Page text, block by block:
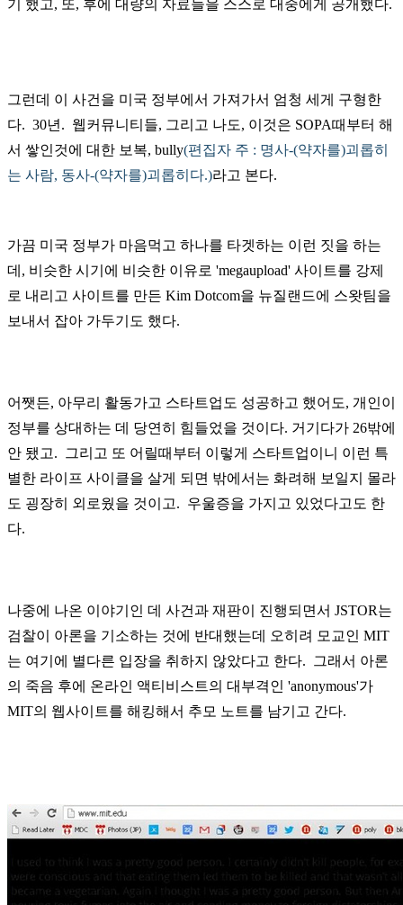
기 했고, 또, 후에 대량의 자료들을 스스로 대중에게 공개했다.
그런데 이 사건을 미국 정부에서 가져가서 엄청 세게 구형한
다. 30년. 웹커뮤니티들, 그리고 나도, 이것은 SOPA때부터 해
서 쌓인것에 대한 보복, bully(편집자 주 : 명사-(약자를)괴롭히
는 사람, 동사-(약자를)괴롭히다.)라고 본다.
가끔 미국 정부가 마음먹고 하나를 타겟하는 이런 짓을 하는
데, 비슷한 시기에 비슷한 이유로 'megaupload' 사이트를 강제
로 내리고 사이트를 만든 Kim Dotcom을 뉴질랜드에 스왓팀을
보내서 잡아 가두기도 했다.
어쨋든, 아무리 활동가고 스타트업도 성공하고 했어도, 개인이
정부를 상대하는 데 당연히 힘들었을 것이다. 거기다가 26밖에
안 됐고. 그리고 또 어릴때부터 이렇게 스타트업이니 이런 특
별한 라이프 사이클을 살게 되면 밖에서는 화려해 보일지 몰라
도 굉장히 외로웠을 것이고. 우울증을 가지고 있었다고도 한
다.
나중에 나온 이야기인 데 사건과 재판이 진행되면서 JSTOR는
검찰이 아론을 기소하는 것에 반대했는데 오히려 모교인 MIT
는 여기에 별다른 입장을 취하지 않았다고 한다. 그래서 아론
의 죽음 후에 온라인 액티비스트의 대부격인 'anonymous'가
MIT의 웹사이트를 해킹해서 추모 노트를 남기고 간다.